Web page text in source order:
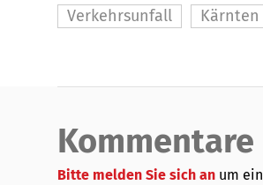
Verkehrsunfall
Kärnten
Kommentare
Bitte melden Sie sich an um